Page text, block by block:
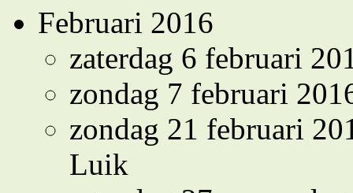
Februari 2016
zaterdag 6 februari
zondag 7 februari
zondag 21 februari
Luik